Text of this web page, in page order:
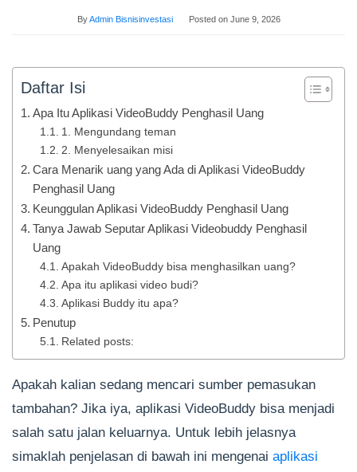
ByAdmin Bisnisinvestasi Posted on June 9, 2026
Daftar Isi
Apa Itu Aplikasi VideoBuddy Penghasil Uang
1. Mengundang teman
2. Menyelesaikan misi
Cara Menarik uang yang Ada di Aplikasi VideoBuddy
Penghasil Uang
Keunggulan Aplikasi VideoBuddy Penghasil Uang
Tanya Jawab Seputar Aplikasi Videobuddy Penghasil
Uang
Apakah VideoBuddy bisa menghasilkan uang?
Apa itu aplikasi video budi?
Aplikasi Buddy itu apa?
Penutup
Related posts:
Apakah kalian sedang mencari sumber pemasukan
tambahan? Jika iya, aplikasi VideoBuddy bisa menjadi
salah satu jalan keluarnya. Untuk lebih jelasnya
simaklah penjelasan di bawah ini mengenai aplikasi